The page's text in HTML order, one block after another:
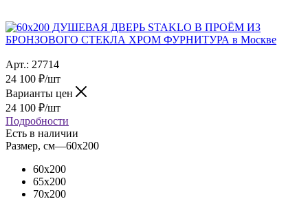
Арт.: 27714
24 100 ₽/шт
Варианты цен
24 100 ₽/шт
Подробности
Есть в наличии
Размер, см—60x200
60x200
65x200
70x200